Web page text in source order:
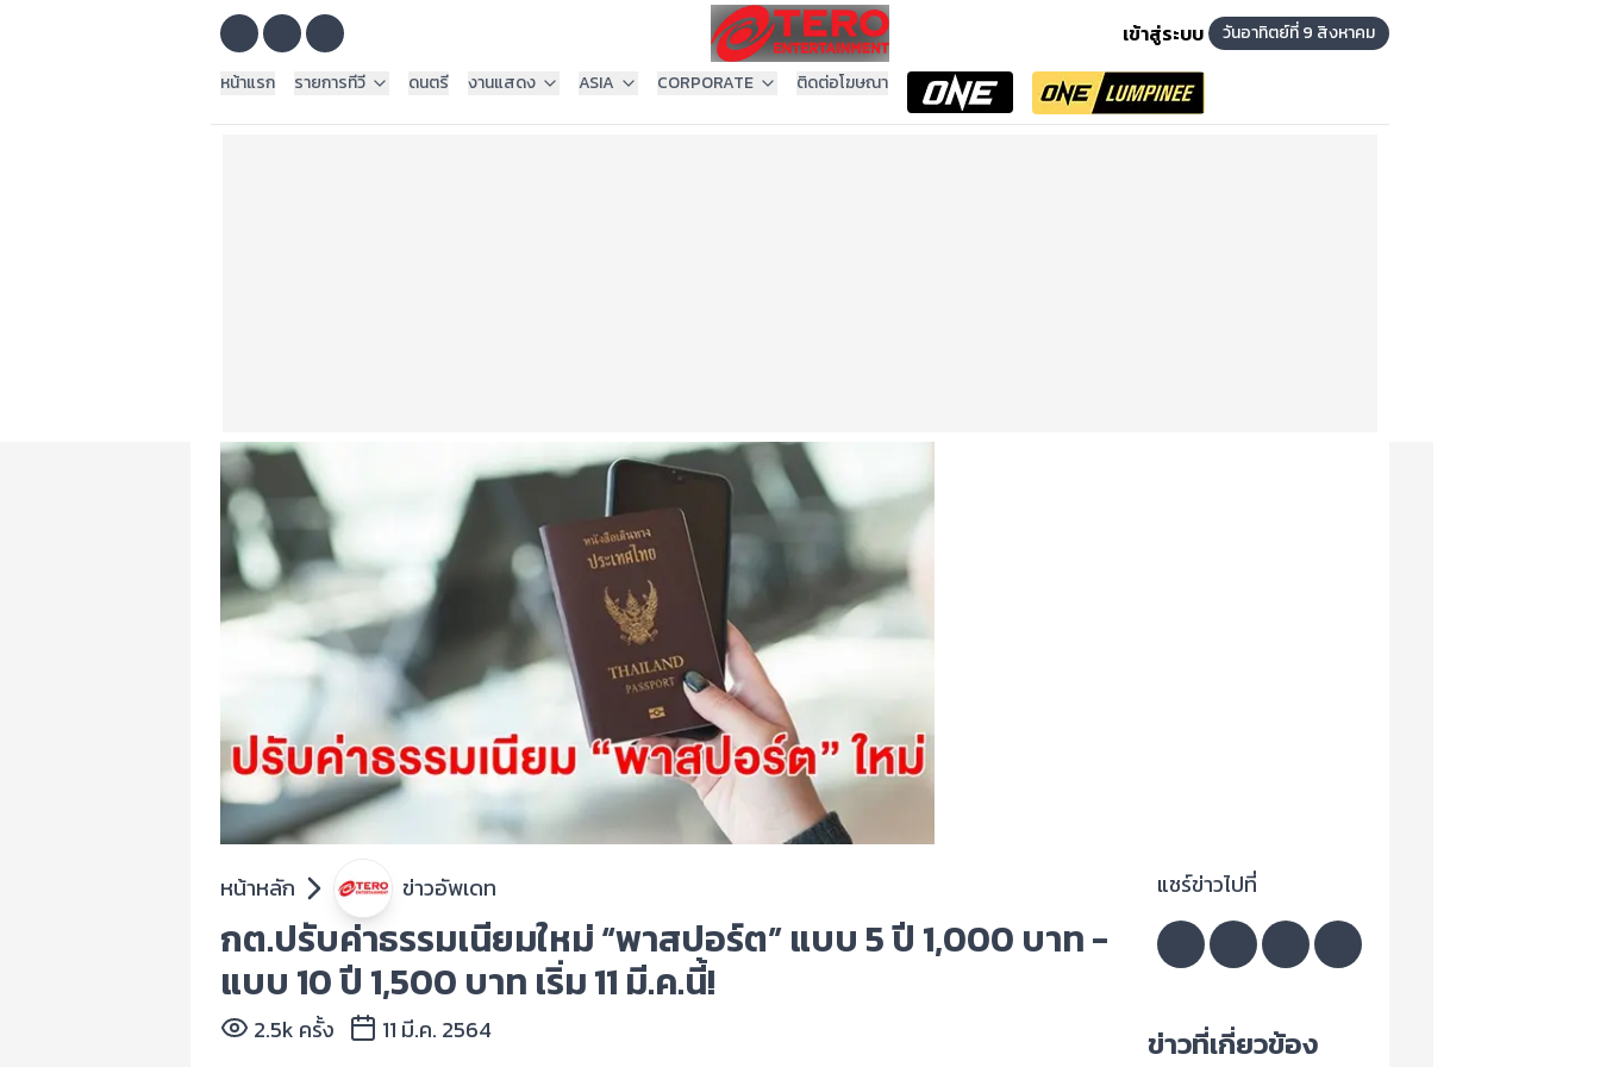
เข้าสู่ระบบ
วันอาทิตย์ที่ 9 สิงหาคม
หน้าแรก
รายการทีวี ดนตรี งานแสดง ASIA CORPORATE ติดต่อโฆษณา
หน้าหลัก ข่าวอัพเดท
กต.ปรับค่าธรรมเนียมใหม่ “พาสปอร์ต” แบบ 5 ปี 1,000 บาท -
แบบ 10 ปี 1,500 บาท เริ่ม 11 มี.ค.นี้!
2.5k ครั้ง 11 มี.ค. 2564
แชร์ข่าวไปที่
ข่าวที่เกี่ยวข้อง